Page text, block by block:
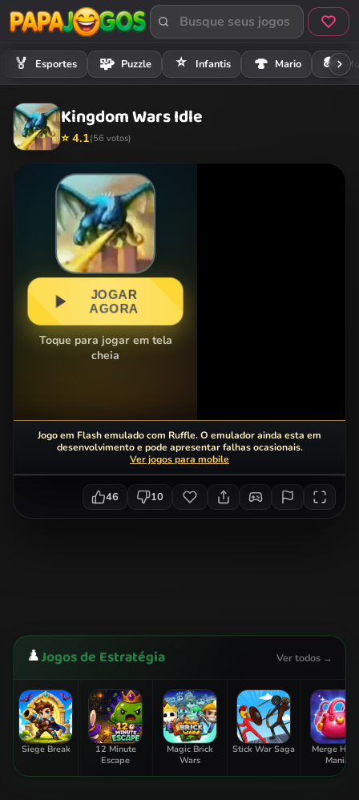
🏅 Esportes 🧩 Puzzle ⭐ Infantis 🍄 Mario 🏍️
Kingdom Wars Idle
⭐ 4.1(56 votos)
JOGAR
AGORA
Toque para jogar em tela
cheia
Jogo em Flash emulado com Ruffle. O emulador ainda esta em
desenvolvimento e pode apresentar falhas ocasionais.
Ver jogos para mobile
46 10
♟️Jogos de Estratégia Ver todos →
Siege Break
12 Minute
Escape
Magic Brick
Wars
Stick War Saga
Merge
Mania